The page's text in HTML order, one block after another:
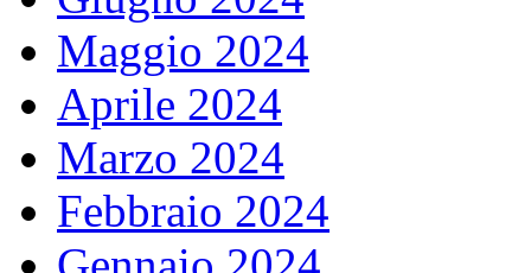
Maggio 2024
Aprile 2024
Marzo 2024
Febbraio 2024